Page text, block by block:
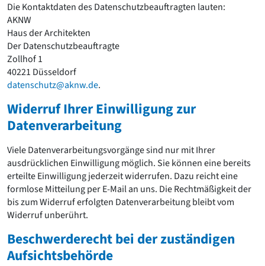
Die Kontaktdaten des Datenschutzbeauftragten lauten:
AKNW
Haus der Architekten
Der Datenschutzbeauftragte
Zollhof 1
40221 Düsseldorf
datenschutz@aknw.de.
Widerruf Ihrer Einwilligung zur
Datenverarbeitung
Viele Datenverarbeitungsvorgänge sind nur mit Ihrer
ausdrücklichen Einwilligung möglich. Sie können eine bereits
erteilte Einwilligung jederzeit widerrufen. Dazu reicht eine
formlose Mitteilung per E-Mail an uns. Die Rechtmäßigkeit der
bis zum Widerruf erfolgten Datenverarbeitung bleibt vom
Widerruf unberührt.
Beschwerderecht bei der zuständigen
Aufsichtsbehörde